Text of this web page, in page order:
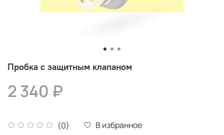
Пробка с защитным клапаном
(0) В избранное
2 340 ₽